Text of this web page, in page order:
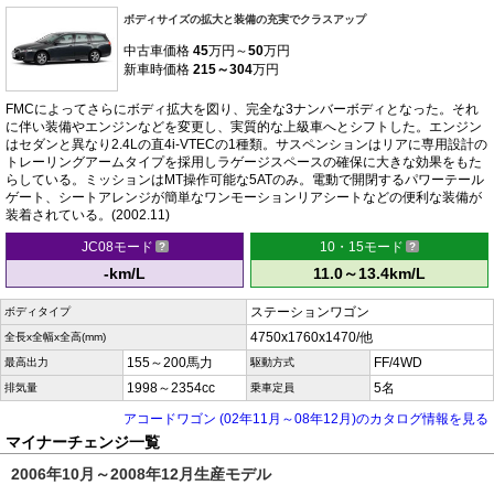
ボディサイズの拡大と装備の充実でクラスアップ
中古車価格 45万円～50万円
新車時価格 215～304万円
FMCによってさらにボディ拡大を図り、完全な3ナンバーボディとなった。それ
に伴い装備やエンジンなどを変更し、実質的な上級車へとシフトした。エンジン
はセダンと異なり2.4Lの直4i-VTECの1種類。サスペンションはリアに専用設計の
トレーリングアームタイプを採用しラゲージスペースの確保に大きな効果をもた
らしている。ミッションはMT操作可能な5ATのみ。電動で開閉するパワーテール
ゲート、シートアレンジが簡単なワンモーションリアシートなどの便利な装備が
装着されている。(2002.11)
JC08モード
-km/L
10・15モード
11.0～13.4km/L
ボディタイプ ステーションワゴン
全長x全幅x全高(mm) 4750x1760x1470/他
最高出力 155～200馬力 駆動方式 FF/4WD
排気量 1998～2354cc 乗車定員
5名
アコードワゴン (02年11月～08年12月)のカタログ情報を見る
マイナーチェンジ一覧
2006年10月～2008年12月生産モデル